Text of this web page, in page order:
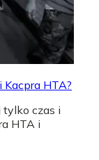
HTA?
tylko czas i
HTA i